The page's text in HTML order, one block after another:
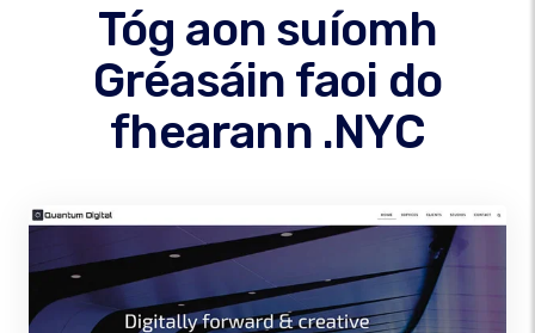
Tóg aon suíomh
Gréasáin faoi do
fhearann .NYC